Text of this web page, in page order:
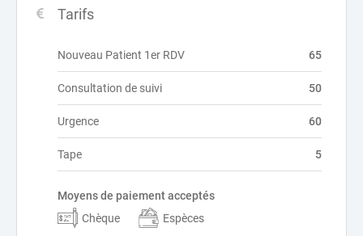
Tarifs
Nouveau Patient 1er RDV 65
Consultation de suivi 50
Urgence 60
Tape 5
Moyens de paiement acceptés
Chèque
Espèces